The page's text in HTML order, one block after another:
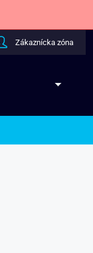
Zákaznícka zóna